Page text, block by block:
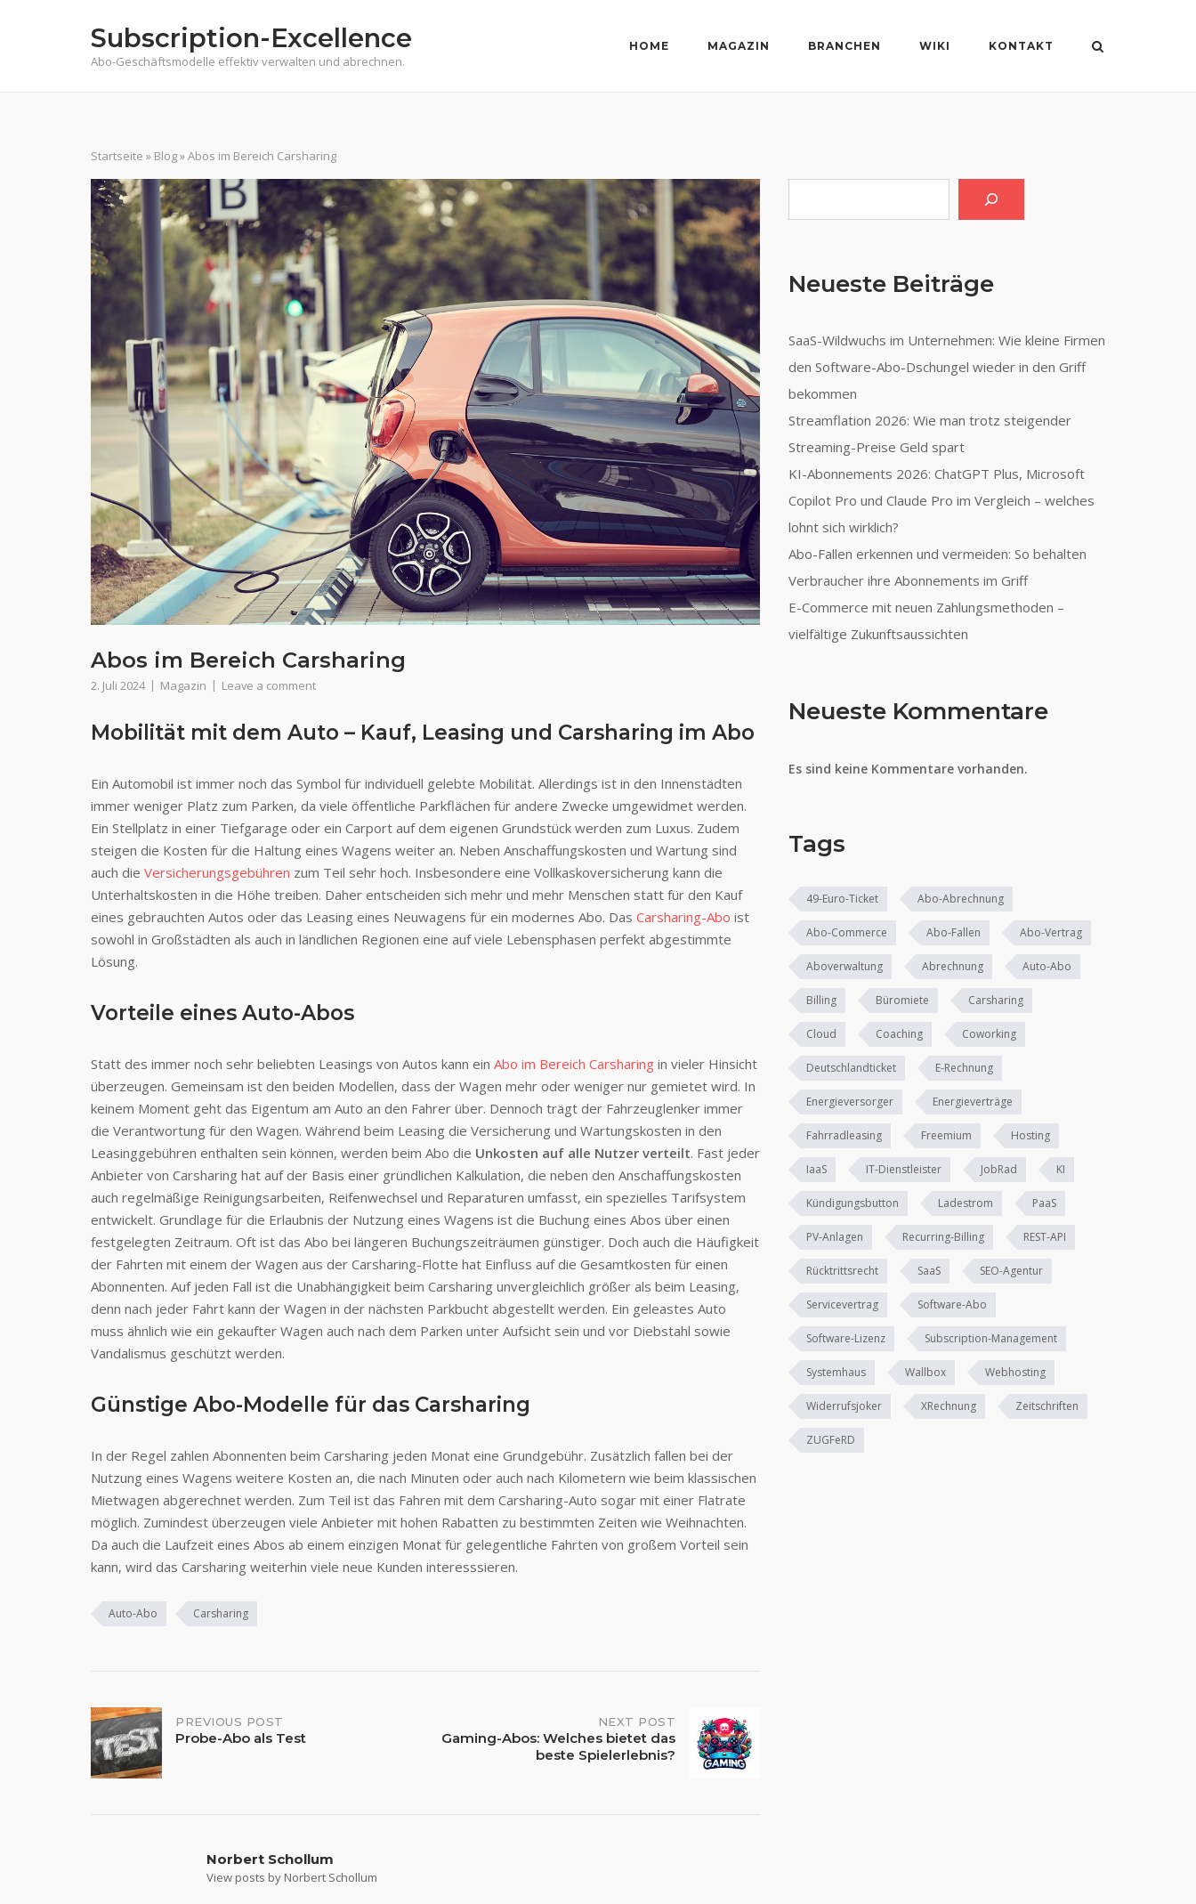
Subscription-Excellence
Abo-Geschäftsmodelle effektiv verwalten und abrechnen.
HOME MAGAZIN BRANCHEN WIKI KONTAKT
Startseite » Blog»Abos im Bereich Carsharing
Abos im Bereich Carsharing
2. Juli 2024 Magazin Leave a comment
Mobilität mit dem Auto – Kauf, Leasing und Carsharing im Abo
Ein Automobil ist immer noch das Symbol für individuell gelebte Mobilität. Allerdings ist in den Innenstädten
immer weniger Platz zum Parken, da viele öffentliche Parkflächen für andere Zwecke umgewidmet werden.
Ein Stellplatz in einer Tiefgarage oder ein Carport auf dem eigenen Grundstück werden zum Luxus. Zudem
steigen die Kosten für die Haltung eines Wagens weiter an. Neben Anschaffungskosten und Wartung sind
auch die Versicherungsgebühren zum Teil sehr hoch. Insbesondere eine Vollkaskoversicherung kann die
Unterhaltskosten in die Höhe treiben. Daher entscheiden sich mehr und mehr Menschen statt für den Kauf
eines gebrauchten Autos oder das Leasing eines Neuwagens für ein modernes Abo. Das Carsharing-Abo ist
sowohl in Großstädten als auch in ländlichen Regionen eine auf viele Lebensphasen perfekt abgestimmte
Lösung.
Vorteile eines Auto-Abos
Statt des immer noch sehr beliebten Leasings von Autos kann ein Abo im Bereich Carsharing in vieler Hinsicht
überzeugen. Gemeinsam ist den beiden Modellen, dass der Wagen mehr oder weniger nur gemietet wird. In
keinem Moment geht das Eigentum am Auto an den Fahrer über. Dennoch trägt der Fahrzeuglenker immer
die Verantwortung für den Wagen. Während beim Leasing die Versicherung und Wartungskosten in den
Leasinggebühren enthalten sein können, werden beim Abo die Unkosten auf alle Nutzer verteilt. Fast jeder
Anbieter von Carsharing hat auf der Basis einer gründlichen Kalkulation, die neben den Anschaffungskosten
auch regelmäßige Reinigungsarbeiten, Reifenwechsel und Reparaturen umfasst, ein spezielles Tarifsystem
entwickelt. Grundlage für die Erlaubnis der Nutzung eines Wagens ist die Buchung eines Abos über einen
festgelegten Zeitraum. Oft ist das Abo bei längeren Buchungszeiträumen günstiger. Doch auch die Häufigkeit
der Fahrten mit einem der Wagen aus der Carsharing-Flotte hat Einfluss auf die Gesamtkosten für einen
Abonnenten. Auf jeden Fall ist die Unabhängigkeit beim Carsharing unvergleichlich größer als beim Leasing,
denn nach jeder Fahrt kann der Wagen in der nächsten Parkbucht abgestellt werden. Ein geleastes Auto
muss ähnlich wie ein gekaufter Wagen auch nach dem Parken unter Aufsicht sein und vor Diebstahl sowie
Vandalismus geschützt werden.
Günstige Abo-Modelle für das Carsharing
In der Regel zahlen Abonnenten beim Carsharing jeden Monat eine Grundgebühr. Zusätzlich fallen bei der
Nutzung eines Wagens weitere Kosten an, die nach Minuten oder auch nach Kilometern wie beim klassischen
Mietwagen abgerechnet werden. Zum Teil ist das Fahren mit dem Carsharing-Auto sogar mit einer Flatrate
möglich. Zumindest überzeugen viele Anbieter mit hohen Rabatten zu bestimmten Zeiten wie Weihnachten.
Da auch die Laufzeit eines Abos ab einem einzigen Monat für gelegentliche Fahrten von großem Vorteil sein
kann, wird das Carsharing weiterhin viele neue Kunden interesssieren.
Auto-Abo Carsharing
Post
navigation
PREVIOUS POST
Probe-Abo als Test
NEXT POST
Gaming-Abos: Welches bietet das
beste Spielerlebnis?
Norbert Schollum
View posts by Norbert Schollum
Neueste Beiträge
SaaS-Wildwuchs im Unternehmen: Wie kleine Firmen
den Software-Abo-Dschungel wieder in den Griff
bekommen
Streamflation 2026: Wie man trotz steigender
Streaming-Preise Geld spart
KI-Abonnements 2026: ChatGPT Plus, Microsoft
Copilot Pro und Claude Pro im Vergleich – welches
lohnt sich wirklich?
Abo-Fallen erkennen und vermeiden: So behalten
Verbraucher ihre Abonnements im Griff
E-Commerce mit neuen Zahlungsmethoden –
vielfältige Zukunftsaussichten
Neueste Kommentare
Es sind keine Kommentare vorhanden.
Tags
49-Euro-Ticket Abo-Abrechnung
Abo-Commerce Abo-Fallen Abo-Vertrag
Aboverwaltung Abrechnung Auto-Abo
Billing Büromiete Carsharing
Cloud Coaching Coworking
Deutschlandticket E-Rechnung
Energieversorger Energieverträge
Fahrradleasing Freemium Hosting
IaaS IT-Dienstleister JobRad KI
Kündigungsbutton Ladestrom PaaS
PV-Anlagen Recurring-Billing REST-API
Rücktrittsrecht SaaS SEO-Agentur
Servicevertrag Software-Abo
Software-Lizenz Subscription-Management
Systemhaus Wallbox Webhosting
Widerrufsjoker XRechnung Zeitschriften
ZUGFeRD